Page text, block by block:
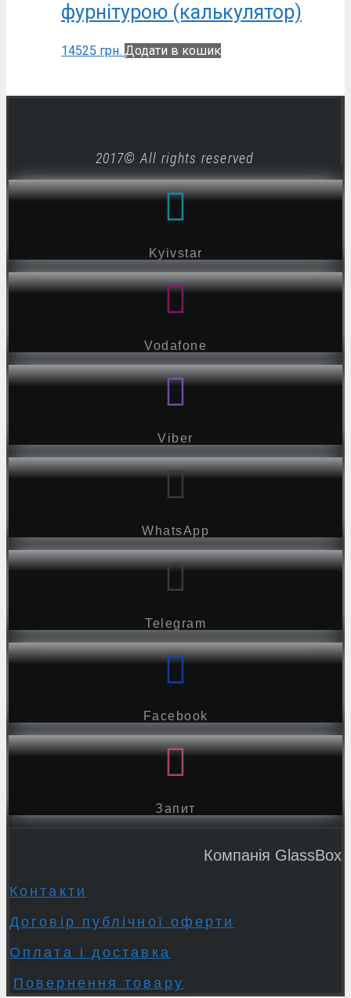
фурнітурою (калькулятор)
14525 грн. Додати в кошик
2017© All rights reserved
Kyivstar
Vodafone
Viber
WhatsApp
Telegram
Facebook
Запит
Компанія GlassBox
Контакти
Договір публічної оферти
Оплата і доставка
Повернення товару